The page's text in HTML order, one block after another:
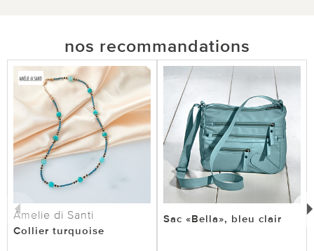
nos recommandations
Amelie di Santi
Collier turquoise
Sac «Bella», bleu clair